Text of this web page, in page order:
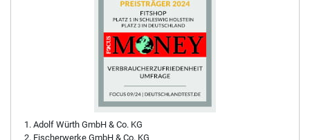
Adolf Würth GmbH & Co. KG
Fischerwerke GmbH & Co. KG